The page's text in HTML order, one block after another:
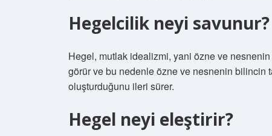
Hegelcilik neyi savunur?
Hegel, mutlak idealizmi, yani özne ve
görür ve bu nedenle özne ve nesnenin bilincin
oluşturduğunu ileri sürer.
Hegel neyi eleştirir?